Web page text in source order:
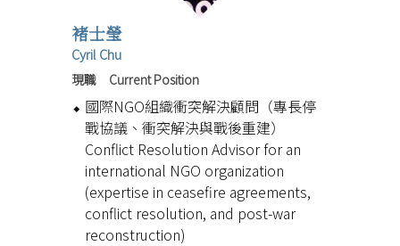
褚士瑩
Cyril Chu
現職 Current Position
國際NGO組織衝突解決顧問（專長停
戰協議、衝突解決與戰後重建）
Conflict Resolution Advisor for an
international NGO organization
(expertise in ceasefire agreements,
conflict resolution, and post-war
reconstruction)